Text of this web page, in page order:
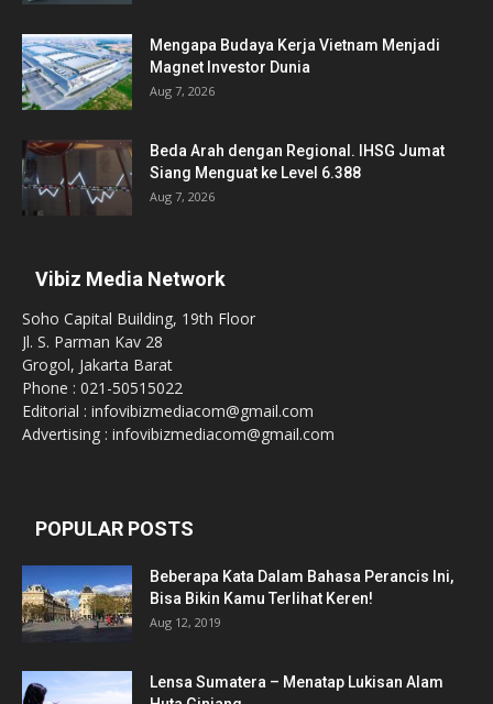
Mengapa Budaya Kerja Vietnam Menjadi
Magnet Investor Dunia
Aug 7, 2026
Beda Arah dengan Regional. IHSG Jumat
Siang Menguat ke Level 6.388
Aug 7, 2026
Vibiz Media Network
Soho Capital Building, 19th Floor
Jl. S. Parman Kav 28
Grogol, Jakarta Barat
Phone : 021-50515022
Editorial : infovibizmediacom@gmail.com
Advertising : infovibizmediacom@gmail.com
POPULAR POSTS
Beberapa Kata Dalam Bahasa Perancis Ini,
Bisa Bikin Kamu Terlihat Keren!
Aug 12, 2019
Lensa Sumatera – Menatap Lukisan Alam